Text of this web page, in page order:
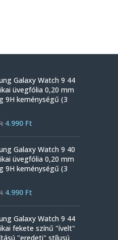
Galaxy Watch 9 44
üvegfólia 0,20 mm
9H keménységű (3
4.990 Ft
Galaxy Watch 9 40
üvegfólia 0,20 mm
9H keménységű (3
4.990 Ft
Galaxy Watch 9 44
fekete színű "ívelt"
"eredeti" stílusú